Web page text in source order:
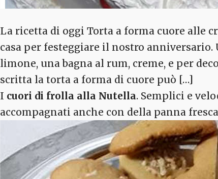
La ricetta di oggi Torta a forma cuore alle
casa per festeggiare il nostro anniversario.
limone, una bagna al rum, creme, e per
scritta la torta a forma di cuore può […]
I cuori di frolla alla Nutella. Semplici e
accompagnati anche con della panna